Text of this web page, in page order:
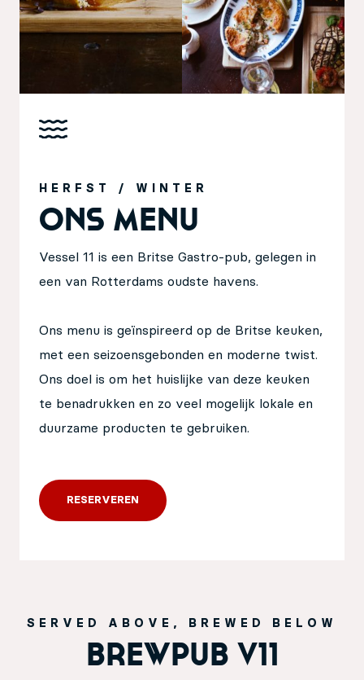
HERFST / WINTER
ons Menu
Vessel 11 is een Britse Gastro-pub, gelegen in
een van Rotterdams oudste havens.
Ons menu is geïnspireerd op de Britse keuken,
met een seizoensgebonden en moderne twist.
Ons doel is om het huislijke van deze keuken
te benadrukken en zo veel mogelijk lokale en
duurzame producten te gebruiken.
RESERVEREN
SERVED ABOVE, BREWED BELOW
BREWPUB V11